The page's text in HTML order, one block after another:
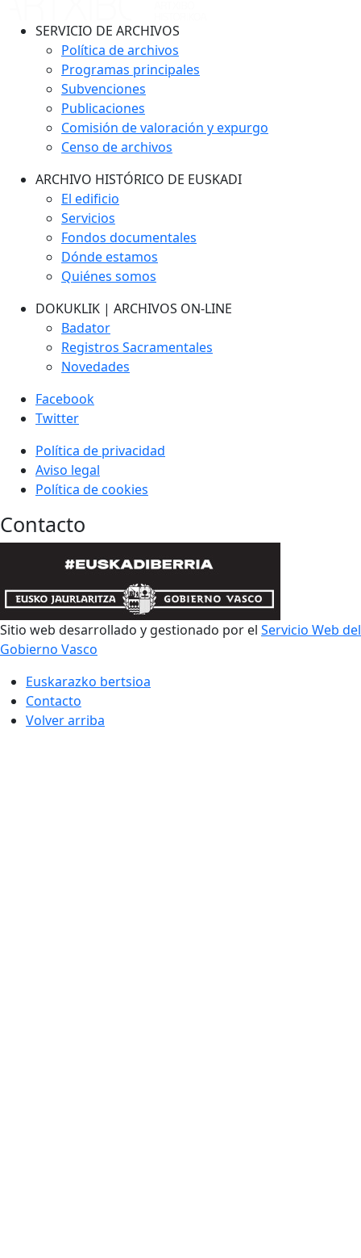
SERVICIO DE ARCHIVOS
Política de archivos
Programas principales
Subvenciones
Publicaciones
Comisión de valoración y expurgo
Censo de archivos
ARCHIVO HISTÓRICO DE EUSKADI
El edificio
Servicios
Fondos documentales
Dónde estamos
Quiénes somos
DOKUKLIK | ARCHIVOS ON-LINE
Badator
Registros Sacramentales
Novedades
Facebook
Twitter
Política de privacidad
Aviso legal
Política de cookies
Contacto
Sitio web desarrollado y gestionado por el Servicio Web del
Gobierno Vasco
Euskarazko bertsioa
Contacto
Volver arriba